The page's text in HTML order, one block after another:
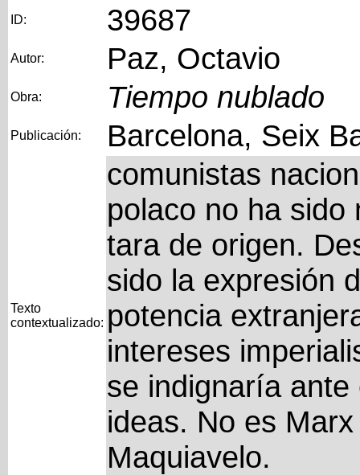
ID: 39687
Autor: Paz, Octavio
Obra: Tiempo nublado
Publicación: Barcelona, Seix
Texto
contextualizado:
comunistas
polaco no ha sido
tara de origen.
sido la expresión
potencia
intereses
se indignaría
ideas. No es
Maquiavelo.